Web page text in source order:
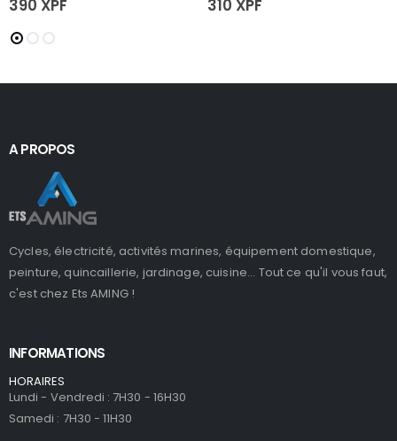
390 XPF 310 XPF
A PROPOS
Cycles, électricité, activités marines, équipement domestique,
peinture, quincaillerie, jardinage, cuisine... Tout ce qu'il vous faut,
c'est chez Ets AMING !
INFORMATIONS
HORAIRES
Lundi - Vendredi : 7H30 - 16H30
Samedi : 7H30 - 11H30